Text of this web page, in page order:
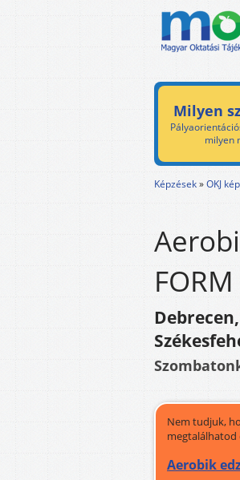
Milyen
milyen
Képzések»OKJ
Nem tudjuk,
megtalálhatod
Aerobik